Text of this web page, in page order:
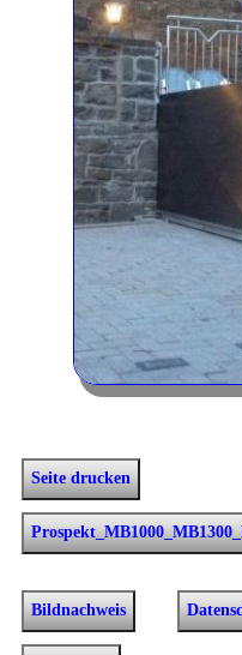
Seite drucken
Bildnachweis